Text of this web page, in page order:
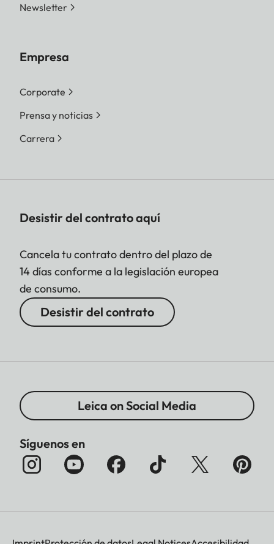
Newsletter
Empresa
Corporate
Prensa y noticias
Carrera
Desistir del contrato aquí
Cancela tu contrato dentro del plazo de
14 días conforme a la legislación europea
de consumo.
Desistir del contrato
Leica on Social Media
Síguenos en